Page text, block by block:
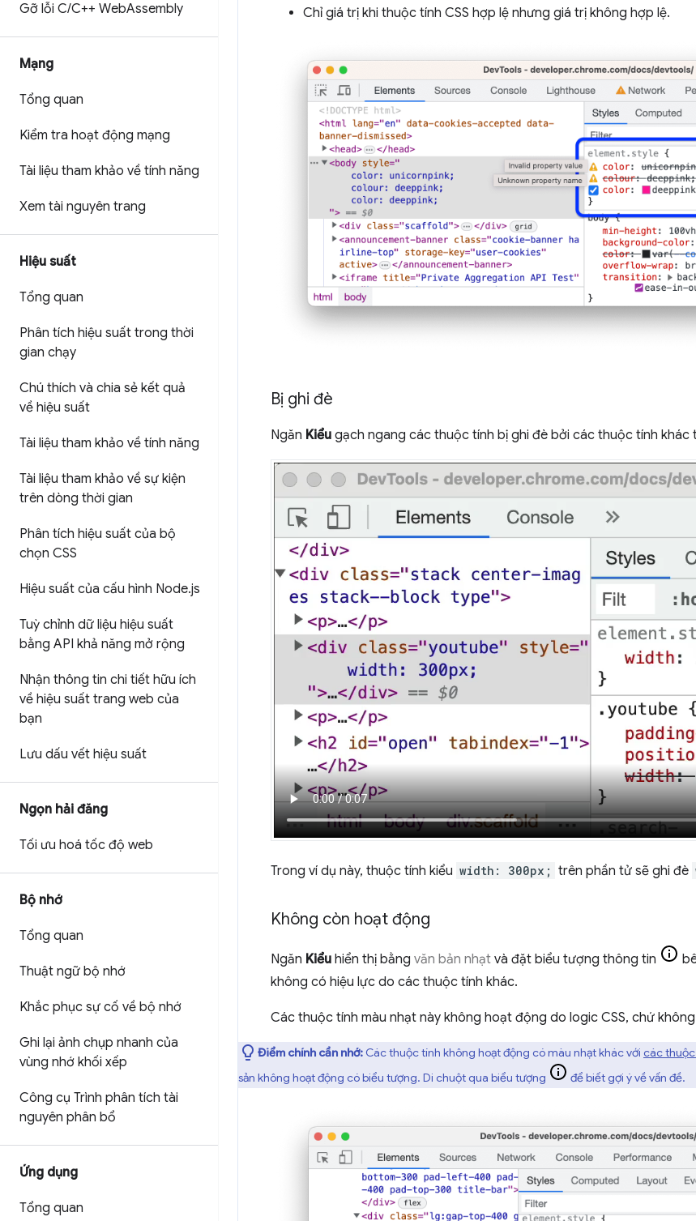
Gỡ lỗi C/C++ WebAssembly
Mạng
Tổng quan
Kiểm tra hoạt động mạng
Tài liệu tham khảo về tính năng
Xem tài nguyên trang
Hiệu suất
Tổng quan
Phân tích hiệu suất trong thời
gian chạy
Chú thích và chia sẻ kết quả
về hiệu suất
Tài liệu tham khảo về tính năng
Tài liệu tham khảo về sự kiện
trên dòng thời gian
Phân tích hiệu suất của bộ
chọn CSS
Hiệu suất của cấu hình Node.js
Tuỳ chỉnh dữ liệu hiệu suất
bằng API khả năng mở rộng
Nhận thông tin chi tiết hữu ích
về hiệu suất trang web của
bạn
Lưu dấu vết hiệu suất
Ngọn hải đăng
Tối ưu hoá tốc độ web
Bộ nhớ
Tổng quan
Thuật ngữ bộ nhớ
Khắc phục sự cố về bộ nhớ
Ghi lại ảnh chụp nhanh của
vùng nhớ khối xếp
Công cụ Trình phân tích tài
nguyên phân bổ
Ứng dụng
Tổng quan
Chỉ giá trị khi thuộc tính CSS hợp lệ nhưng giá trị không hợp lệ.
Bị ghi đè
Ngăn Kiểu gạch ngang các thuộc tính bị ghi đè bởi các thuộc tính khác
Trong ví dụ này, thuộc tính kiểu width: 300px; trên phần tử sẽ ghi đè
Không còn hoạt động
Ngăn Kiểu hiển thị bằng văn bản nhạt và đặt biểu tượng thông tin
không có hiệu lực do các thuộc tính khác.
Các thuộc tính màu nhạt này không hoạt động do logic CSS, chứ
Điểm chính cần nhớ: Các thuộc tính không hoạt động có màu nhạt khác với các
sản không hoạt động có biểu tượng. Di chuột qua biểu tượng
để biết gợi ý về vấn đề.